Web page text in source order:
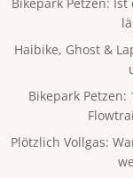
Haibike, Ghost &
Bikepark
Plötzlich Vollgas: